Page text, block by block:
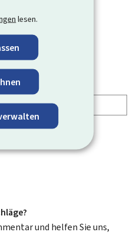
lesen.
gesucht haben?
und helfen Sie uns,